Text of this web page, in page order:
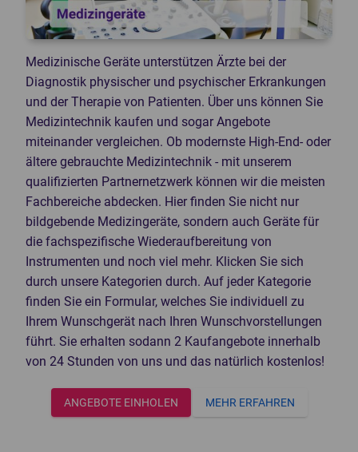
Mobile Röntgengeräte
Röntgendetektoren
Speicherfolienscanner
Veterinär Röntgengeräte
CT-Geräte
Patientenmonitore
POCT-Geräte
Endoskope
3D-Drucker Dental
Medizinische Geräte unterstützen Ärzte bei der
Diagnostik physischer und psychischer Erkrankungen
und der Therapie von Patienten. Über uns können Sie
Medizintechnik kaufen und sogar Angebote
miteinander vergleichen. Ob modernste High-End- oder
ältere gebrauchte Medizintechnik - mit unserem
qualifizierten Partnernetzwerk können wir die meisten
Fachbereiche abdecken. Hier finden Sie nicht nur
bildgebende Medizingeräte, sondern auch Geräte für
die fachspezifische Wiederaufbereitung von
Instrumenten und noch viel mehr. Klicken Sie sich
durch unsere Kategorien durch. Auf jeder Kategorie
finden Sie ein Formular, welches Sie individuell zu
Ihrem Wunschgerät nach Ihren Wunschvorstellungen
führt. Sie erhalten sodann 2 Kaufangebote innerhalb
von 24 Stunden von uns und das natürlich kostenlos!
ANGEBOTE EINHOLEN MEHR ERFAHREN